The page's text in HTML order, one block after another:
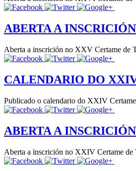
ABERTA A
Aberta a inscrición no XXV Certame de
CALENDARIO DO
Publicado o calendario do XXIV
ABERTA A
Aberta a inscrición no XXIV Certame de